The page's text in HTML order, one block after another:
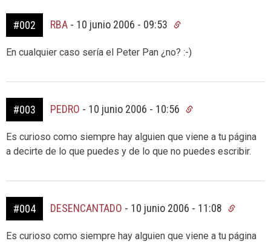
#002 RBA - 10 junio 2006 - 09:53
En cualquier caso sería el Peter Pan ¿no? :-)
#003 PEDRO - 10 junio 2006 - 10:56
Es curioso como siempre hay alguien que viene a tu página
a decirte de lo que puedes y de lo que no puedes escribir.
#004 DESENCANTADO - 10 junio 2006 - 11:08
Es curioso como siempre hay alguien que viene a tu página